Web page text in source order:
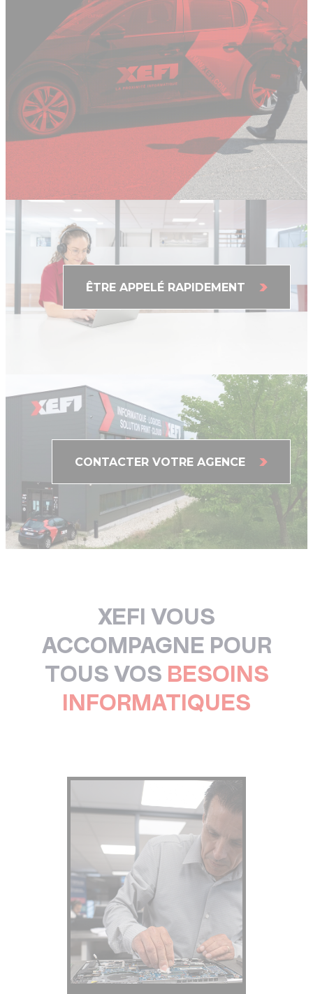
QUE PEUT-ON FAIRE POUR VOUS
AUJOURD'HUI ?
ÊTRE APPELÉ RAPIDEMENT
CONTACTER VOTRE AGENCE
XEFI VOUS
ACCOMPAGNE POUR
TOUS VOSBESOINS
INFORMATIQUES